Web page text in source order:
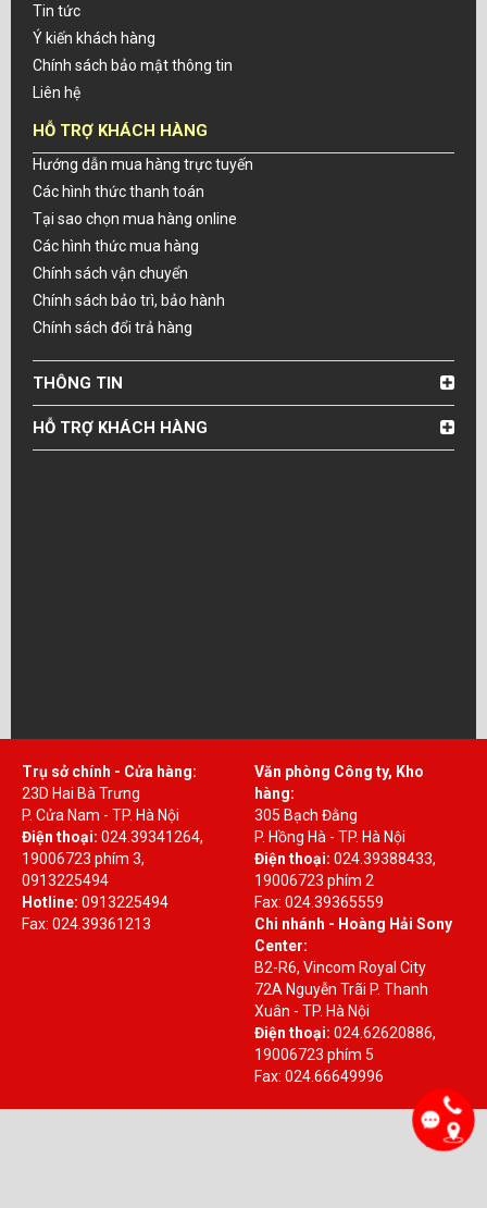
Tin tức
Ý kiến khách hàng
Chính sách bảo mật thông tin
Liên hệ
HỖ TRỢ KHÁCH HÀNG
Hướng dẫn mua hàng trực tuyến
Các hình thức thanh toán
Tại sao chọn mua hàng online
Các hình thức mua hàng
Chính sách vận chuyển
Chính sách bảo trì, bảo hành
Chính sách đổi trả hàng
THÔNG TIN
HỖ TRỢ KHÁCH HÀNG
Trụ sở chính - Cửa hàng:
23D Hai Bà Trưng
P. Cửa Nam - TP. Hà Nội
Điện thoại: 024.39341264,
19006723 phím 3,
0913225494
Hotline: 0913225494
Fax: 024.39361213
Văn phòng Công ty, Kho
hàng:
305 Bạch Đằng
P. Hồng Hà - TP. Hà Nội
Điện thoại: 024.39388433,
19006723 phím 2
Fax: 024.39365559
Chi nhánh - Hoàng Hải Sony
Center:
B2-R6, Vincom Royal City
72A Nguyễn Trãi P. Thanh
Xuân - TP. Hà Nội
Điện thoại: 024.62620886,
19006723 phím 5
Fax: 024.66649996